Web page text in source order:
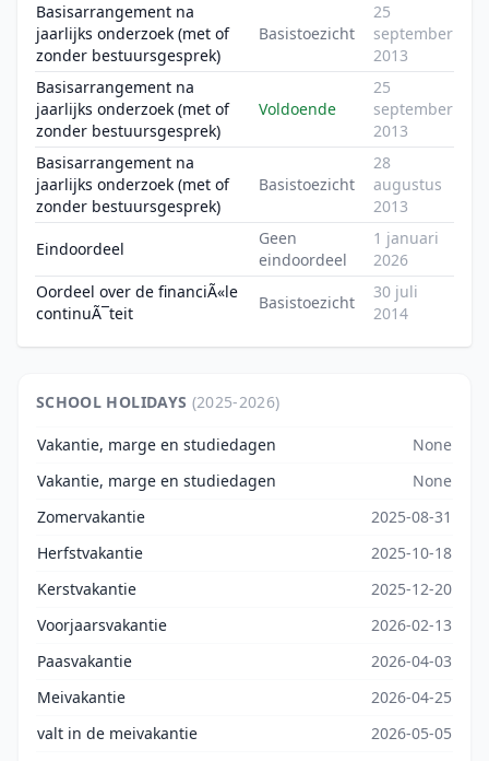
Basisarrangement na
jaarlijks onderzoek (met of
zonder bestuursgesprek)
Basistoezicht
25
september
2013
Basisarrangement na
jaarlijks onderzoek (met of
zonder bestuursgesprek)
Voldoende
25
september
2013
Basisarrangement na
jaarlijks onderzoek (met of
zonder bestuursgesprek)
Basistoezicht
28
augustus
2013
Eindoordeel
Geen
eindoordeel
1 januari
2026
Oordeel over de financiÃ«le
continuÃ¯teit
Basistoezicht
30 juli
2014
SCHOOL HOLIDAYS (2025-2026)
Vakantie, marge en studiedagen
None
Vakantie, marge en studiedagen
None
Zomervakantie
2025-08-31
Herfstvakantie
2025-10-18
Kerstvakantie
2025-12-20
Voorjaarsvakantie
2026-02-13
Paasvakantie
2026-04-03
Meivakantie
2026-04-25
valt in de meivakantie
2026-05-05